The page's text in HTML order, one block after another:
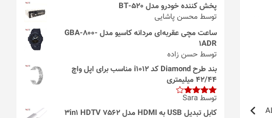
پخش کننده خودرو مدل 520-BT
توسط محسن پاشایی
ساعت مچی عقربه‌ای مردانه کاسیو مدل GBA-800-
1ADR
توسط حسن زاده
بند طرح Diamond کد i1012 مناسب برای اپل واچ
42/44 میلیمتری
امتیاز4
از 5
توسط Sara
کابل تبدیل USB به HDMI مدل 3in1 HDTV 7562